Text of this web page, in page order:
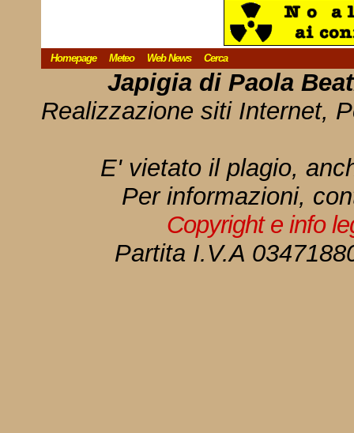
Homepage Meteo Web News Cerca
Japigia di Paola
Realizzazione siti Internet,
E' vietato il plagio,
Per informazioni,
Copyright e info
Partita I.V.A